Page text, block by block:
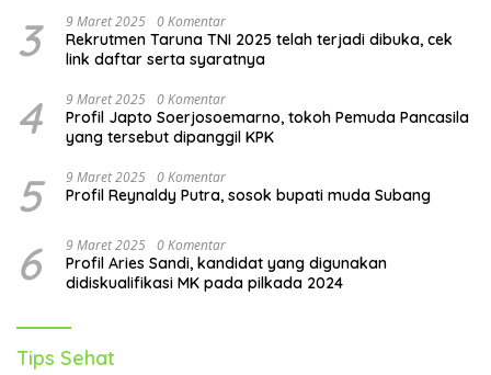
3 9 Maret 2025 0 Komentar
Rekrutmen Taruna TNI 2025 telah terjadi dibuka, cek
link daftar serta syaratnya
4 9 Maret 2025 0 Komentar
Profil Japto Soerjosoemarno, tokoh Pemuda Pancasila
yang tersebut dipanggil KPK
5 9 Maret 2025 0 Komentar
Profil Reynaldy Putra, sosok bupati muda Subang
6 9 Maret 2025 0 Komentar
Profil Aries Sandi, kandidat yang digunakan
didiskualifikasi MK pada pilkada 2024
Tips Sehat